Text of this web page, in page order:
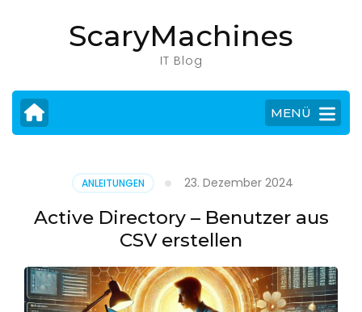
drücken)
ScaryMachines
IT Blog
MENÜ
ANLEITUNGEN 23. Dezember 2024
Active Directory – Benutzer aus
CSV erstellen